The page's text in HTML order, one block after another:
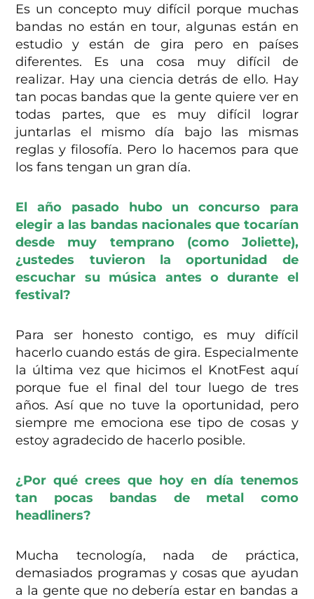
Es un concepto muy difícil porque muchas
bandas no están en tour, algunas están en
estudio y están de gira pero en países
diferentes. Es una cosa muy difícil de
realizar. Hay una ciencia detrás de ello. Hay
tan pocas bandas que la gente quiere ver en
todas partes, que es muy difícil lograr
juntarlas el mismo día bajo las mismas
reglas y filosofía. Pero lo hacemos para que
los fans tengan un gran día.
El año pasado hubo un concurso para
elegir a las bandas nacionales que tocarían
desde muy temprano (como Joliette),
¿ustedes tuvieron la oportunidad de
escuchar su música antes o durante el
festival?
Para ser honesto contigo, es muy difícil
hacerlo cuando estás de gira. Especialmente
la última vez que hicimos el KnotFest aquí
porque fue el final del tour luego de tres
años. Así que no tuve la oportunidad, pero
siempre me emociona ese tipo de cosas y
estoy agradecido de hacerlo posible.
¿Por qué crees que hoy en día tenemos
tan pocas bandas de metal como
headliners?
Mucha tecnología, nada de práctica,
demasiados programas y cosas que ayudan
a la gente que no debería estar en bandas a